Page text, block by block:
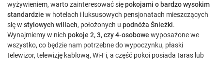
wyżywieniem, warto zainteresować siępokojami o bardzo wysokim
standardzie w hotelach i luksusowych pensjonatach mieszczących
się w stylowych willach, położonych u podnóża Śnieżki.
Wynajmiemy w nich pokoje 2, 3, czy 4-osobowe wyposażone we
wszystko, co będzie nam potrzebne do wypoczynku, płaski
telewizor, telewizję kablową, Wi-Fi, a część pokoi posiada taras lub